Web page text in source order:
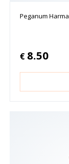
Peganum
€ 8.50